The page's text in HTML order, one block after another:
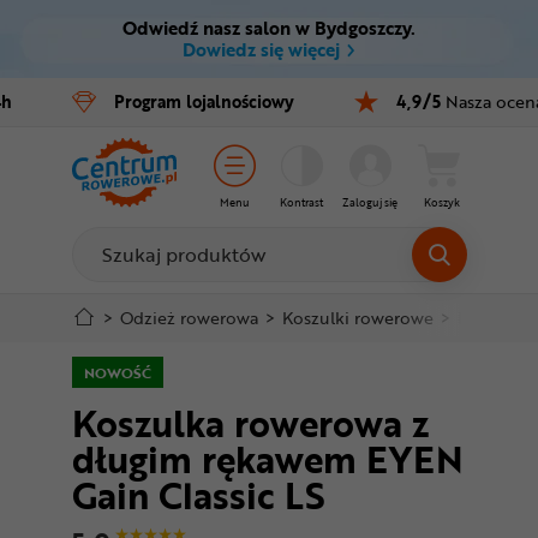
Ctrl M
Menu główne
Informacje o produkcie
Do koszyka
Szczegółowe informacje
Mapa strony
Odwiedź nasz salon w Bydgoszczy.
Dowiedz się więcej
Program lojalnościowy 4,9/5 Nasza
Menu Kontrast Zaloguj się Koszyk
Rowery
E-bike
Części
Akcesoria
Odzież
Kaski
Buty
Warsztat
> Odzież rowerowa > Koszulki rowerowe
NOWOŚĆ
Koszulka rowerowa z
długim rękawem EYEN
Gain Classic LS